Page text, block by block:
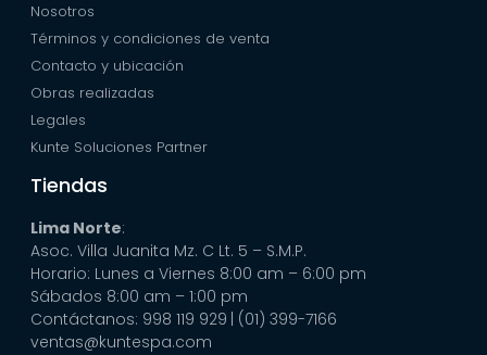
Nosotros
Términos y condiciones de venta
Contacto y ubicación
Obras realizadas
Legales
Kunte Soluciones Partner
Tiendas
Lima Norte:
Asoc. Villa Juanita Mz. C Lt. 5 – S.M.P.
Horario: Lunes a Viernes 8:00 am – 6:00 pm
Sábados 8:00 am – 1:00 pm
Contáctanos: 998 119 929 | (01) 399-7166
ventas@kuntespa.com